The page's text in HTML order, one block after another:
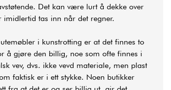
Det kan være lurt å dekke over
imidlertid tas inn når det regner.
i kunstrotting er at det finnes to
å gjøre den billig, noe som ofte finnes i
vev, dvs. ikke vevd materiale, men plast
faktisk er i ett stykke. Noen butikker